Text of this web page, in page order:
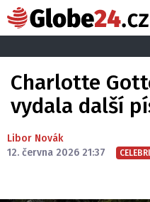
Charlotte
vydala další
Libor Novák
12. června 2026 21:37